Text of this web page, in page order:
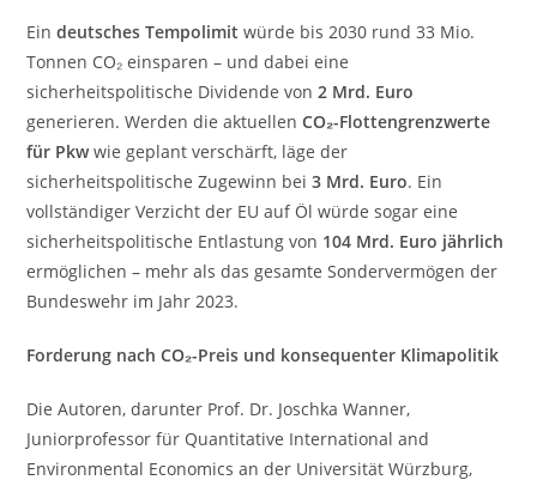
Eindeutsches Tempolimit würde bis 2030 rund 33 Mio.
Tonnen CO₂ einsparen – und dabei eine
sicherheitspolitische Dividende von2 Mrd. Euro
generieren. Werden die aktuellenCO₂-Flottengrenzwerte
für Pkwwie geplant verschärft, läge der
sicherheitspolitische Zugewinn bei3 Mrd. Euro. Ein
vollständiger Verzicht der EU auf Öl würde sogar eine
sicherheitspolitische Entlastung von 104 Mrd. Euro jährlich
ermöglichen – mehr als das gesamte Sondervermögen der
Bundeswehr im Jahr 2023.
Forderung nach CO₂-Preis und konsequenter Klimapolitik
Die Autoren, darunter Prof. Dr. Joschka Wanner,
Juniorprofessor für Quantitative International and
Environmental Economics an der Universität Würzburg,